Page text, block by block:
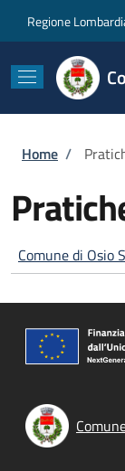
Regione
Briciole
Home /
Comune di Osio